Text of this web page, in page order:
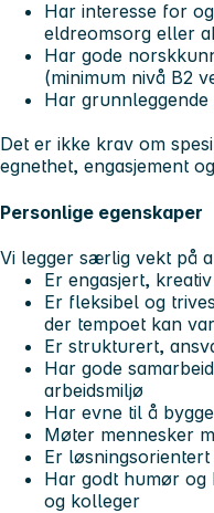
Har interesse for
eldreomsorg eller
Har gode
(minimum nivå B2
Har
Det er ikke krav om
egnethet, engasjement
Personlige egenskaper
Vi legger særlig vekt på
Er engasjert,
Er fleksibel og
der tempoet kan
Er strukturert,
Har gode
arbeidsmiljø
Har evne til å
Møter mennesker
Er
Har godt humør
og kolleger